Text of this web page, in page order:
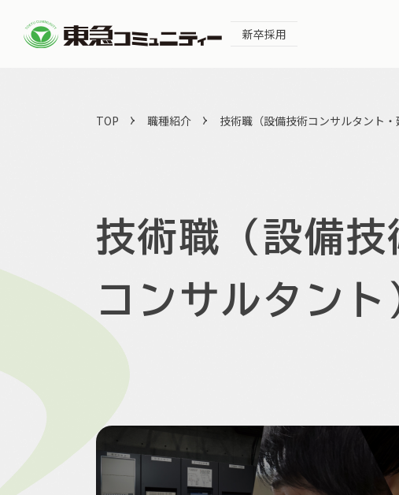
新卒採用
TOP 職種紹介 技術職（設備技術コンサルタント
技術職（設備
コンサルタント